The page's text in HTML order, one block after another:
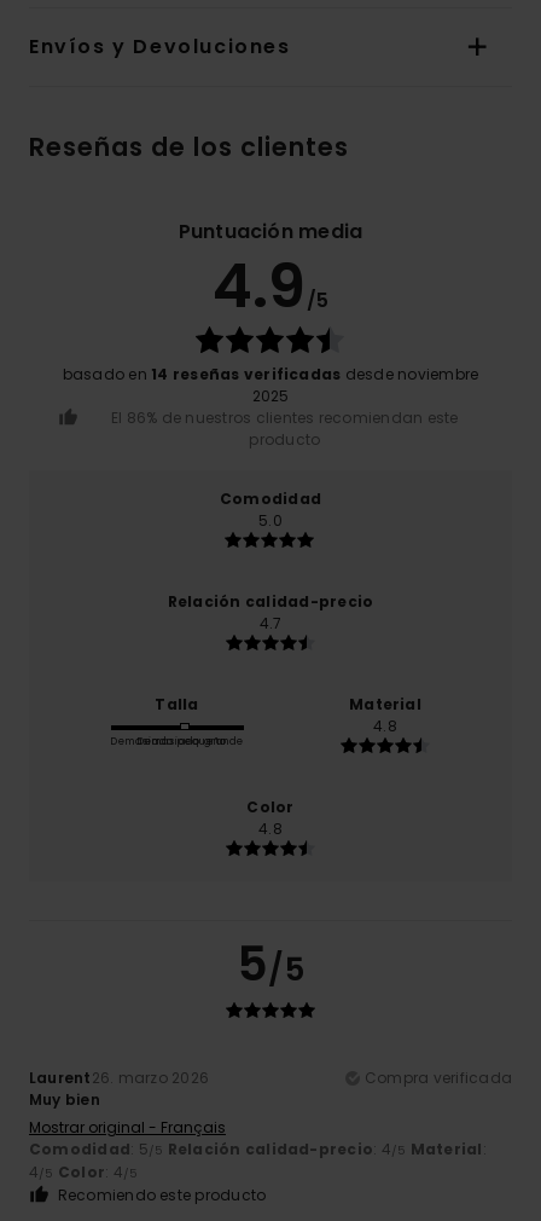
Envíos y Devoluciones
Reseñas de los clientes
Puntuación media
4.9 /5
basado en 14 reseñas verificadas desde noviembre
2025
El 86% de nuestros clientes recomiendan este
producto
Comodidad
5.0
Relación calidad-precio
4.7
Talla
Demasiado pequeño
Demasiado grande
Material
4.8
Color
4.8
5/5
Laurent26. marzo 2026
Compra verificada
Muy bien
Mostrar original - Français
Comodidad: 5/5 Relación calidad-precio: 4/5 Material:
4/5 Color: 4/5
Recomiendo este producto